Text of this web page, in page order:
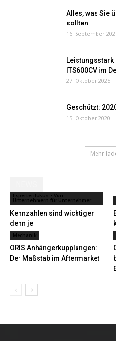
Alles, was Sie
sollten
16. September
Leistungsstark
ITS600CV im
27. Oktober 2025
Geschützt:
15. Oktober 2020
Mehr
Expertenfokus - Von
Unternehmern für Unternehmer
Kennzahlen sind wichtiger
denn je
Mechanik
ORIS Anhängerkupplungen:
Der Maßstab im Aftermarket